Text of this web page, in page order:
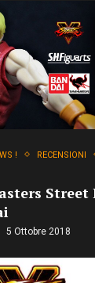
! RECENSIONI
Street
5 Ottobre 2018